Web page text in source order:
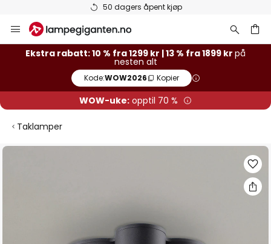
50 dagers åpent kjøp
Hopp
til
innhold
Ekstra rabatt: 10 % fra 1299 kr | 13 % fra 1899 kr på
nesten alt
Kode:WOW2026 Kopier
WOW-uke: opptil 70 %
Taklamper
Gå